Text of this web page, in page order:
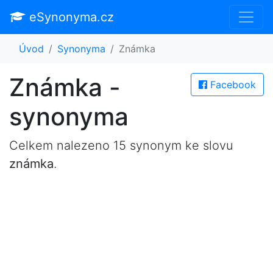
eSynonyma.cz
Úvod Synonyma Známka
Facebook
Známka -
synonyma
Celkem nalezeno 15 synonym ke slovu
známka.